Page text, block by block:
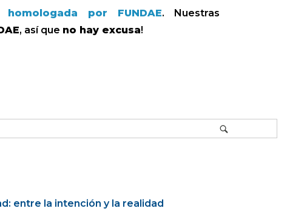
por FUNDAE. Nuestras
, así que no hay excusa!
entre la intención y la realidad